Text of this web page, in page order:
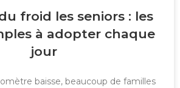
froid les seniors : les
à adopter chaque
jour
baisse, beaucoup de familles